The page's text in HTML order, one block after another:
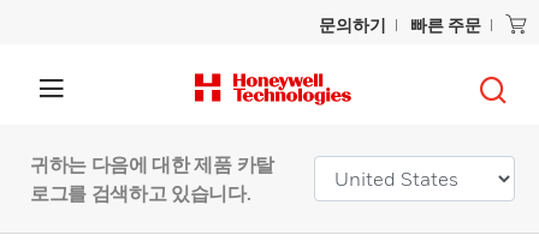
문의하기 빠른 주문
귀하는 다음에 대한 제품 카탈
로그를 검색하고 있습니다.